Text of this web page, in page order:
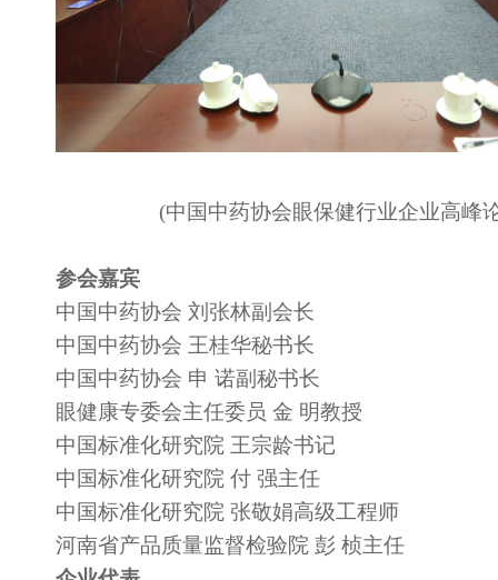
(中国中药协会眼保健行业企业高峰
参会嘉宾
中国中药协会 刘张林副会长
中国中药协会 王桂华秘书长
中国中药协会 申 诺副秘书长
眼健康专委会主任委员 金 明教授
中国标准化研究院 王宗龄书记
中国标准化研究院 付 强主任
中国标准化研究院 张敬娟高级工程师
河南省产品质量监督检验院 彭 桢主任